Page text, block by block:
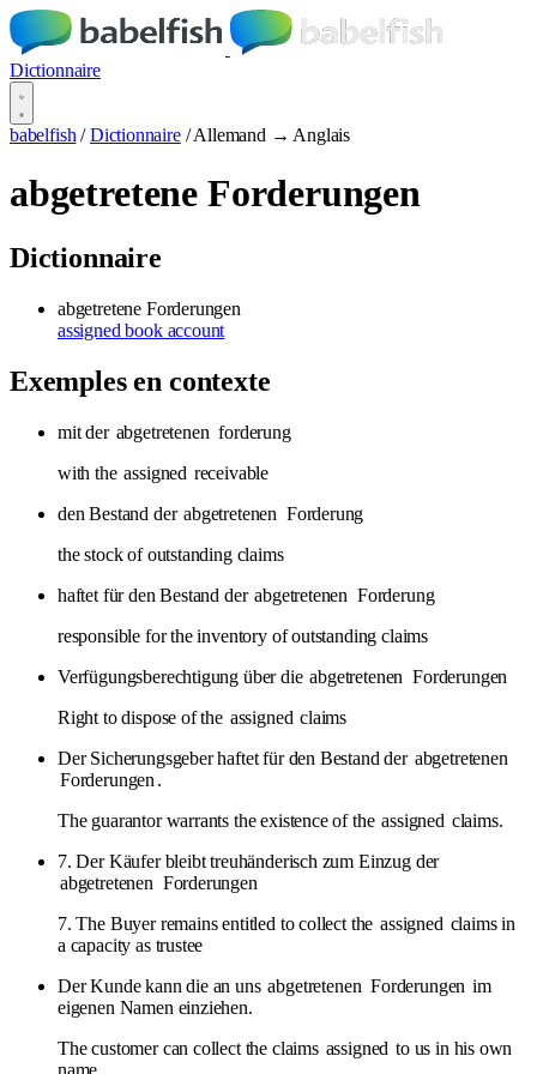
Dictionnaire
babelfish / Dictionnaire / Allemand → Anglais
abgetretene Forderungen
Dictionnaire
abgetretene Forderungen
assigned book account
Exemples en contexte
mit der abgetretenen forderung
with the assigned receivable
den Bestand der abgetretenen Forderung
the stock of outstanding claims
haftet für den Bestand der abgetretenen Forderung
responsible for the inventory of outstanding claims
Verfügungsberechtigung über die abgetretenen Forderungen
Right to dispose of the assigned claims
Der Sicherungsgeber haftet für den Bestand der abgetretenen
Forderungen .
The guarantor warrants the existence of the assigned claims.
7. Der Käufer bleibt treuhänderisch zum Einzug der
abgetretenen Forderungen
7. The Buyer remains entitled to collect the assigned claims in
a capacity as trustee
Der Kunde kann die an uns abgetretenen Forderungen im
eigenen Namen einziehen.
The customer can collect the claims assigned to us in his own
name.